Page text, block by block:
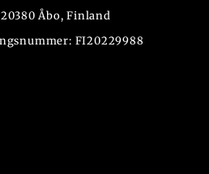
Åbo, Finland
FI20229988